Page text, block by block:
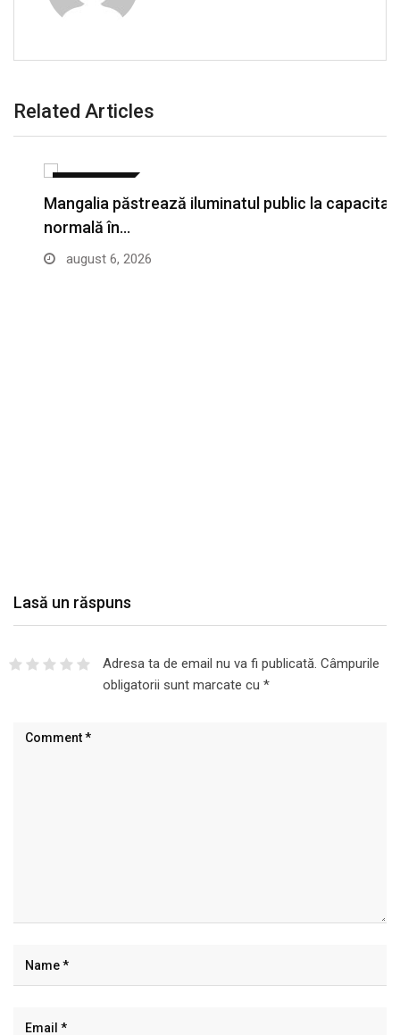
Related Articles
Mangalia păstrează iluminatul public la capacitate
normală în…
august 6, 2026
Lasă un răspuns
Adresa ta de email nu va fi publicată. Câmpurile
obligatorii sunt marcate cu *